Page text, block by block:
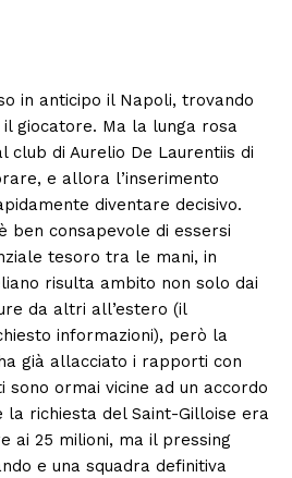
in anticipo il Napoli, trovando
giocatore. Ma la lunga rosa
club di Aurelio De Laurentiis di
e allora l’inserimento
diventare decisivo.
ben consapevole di essersi
tesoro tra le mani, in
risulta ambito non solo dai
da altri all’estero (il
informazioni), però la
già allacciato i rapporti con
ormai vicine ad un accordo
la richiesta del Saint-Gilloise era
ai 25 milioni, ma il pressing
e una squadra definitiva